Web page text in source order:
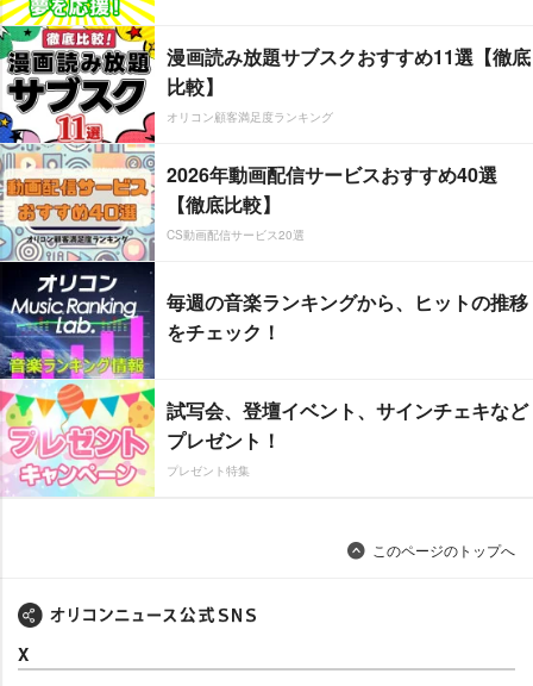
漫画読み放題サブスクおすすめ11選【徹底
比較】
オリコン顧客満足度ランキング
2026年動画配信サービスおすすめ40選
【徹底比較】
CS動画配信サービス20選
毎週の音楽ランキングから、ヒットの推移
をチェック！
試写会、登壇イベント、サインチェキなど
プレゼント！
プレゼント特集
このページのトップへ
X